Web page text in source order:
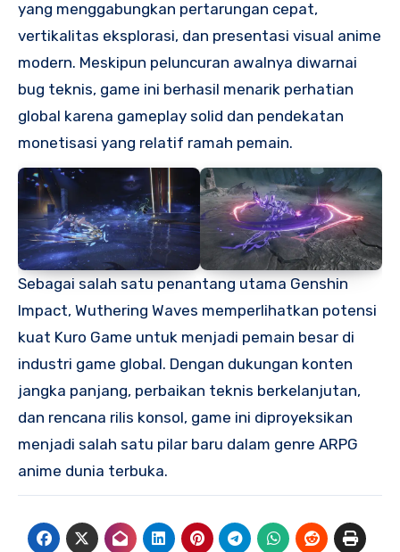
yang menggabungkan pertarungan cepat,
vertikalitas eksplorasi, dan presentasi visual anime
modern. Meskipun peluncuran awalnya diwarnai
bug teknis, game ini berhasil menarik perhatian
global karena gameplay solid dan pendekatan
monetisasi yang relatif ramah pemain.
Sebagai salah satu penantang utama Genshin
Impact, Wuthering Waves memperlihatkan potensi
kuat Kuro Game untuk menjadi pemain besar di
industri game global. Dengan dukungan konten
jangka panjang, perbaikan teknis berkelanjutan,
dan rencana rilis konsol, game ini diproyeksikan
menjadi salah satu pilar baru dalam genre ARPG
anime dunia terbuka.